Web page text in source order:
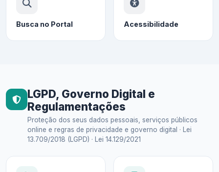
Busca no Portal Acessibilidade
LGPD, Governo Digital e
Regulamentações
Proteção dos seus dados pessoais, serviços públicos
online e regras de privacidade e governo digital · Lei
13.709/2018 (LGPD) · Lei 14.129/2021